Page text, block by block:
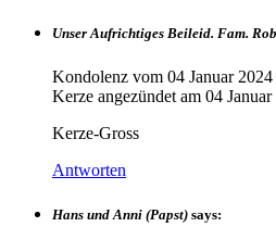
Unser Aufrichtiges Beileid. Fam.
Kondolenz vom 04 Januar 2024
Kerze angezündet am 04
Kerze-Gross
Antworten
Hans und Anni (Papst) says: